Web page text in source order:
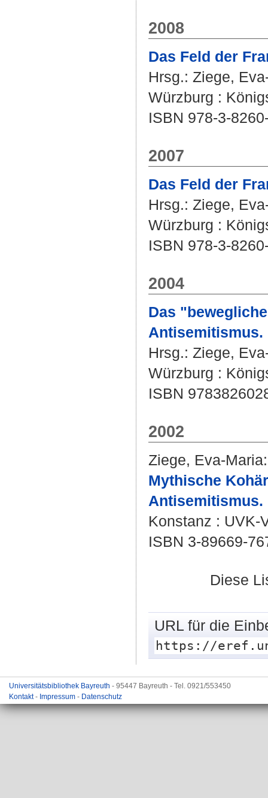
2008
Das Feld der
Hrsg.: Ziege,
Würzburg :
ISBN 978-3-
2007
Das Feld der
Hrsg.: Ziege,
Würzburg :
ISBN 978-3-
2004
Das
Antisemitismus.
Hrsg.: Ziege,
Würzburg :
ISBN
2002
Ziege, Eva-Maria:
Mythische
Antisemitismus.
Konstanz : UVK-
ISBN 3-89669-
Diese
URL für die
https://
Universitätsbibliothek Bayreuth - 95447 Bayreuth - Tel. 0921/553450
Kontakt- Impressum - Datenschutz